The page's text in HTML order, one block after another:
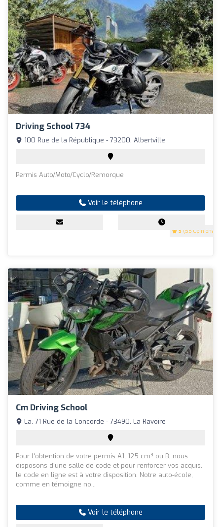
Driving School 734
5 (55 Opinions)
100 Rue de la République - 73200, Albertville
Permis Auto/Moto/Cyclo/Remorque
Voir le téléphone
Cm Driving School
La, 71 Rue de la Concorde - 73490, La Ravoire
Pour l'obtention de votre permis A1, 125 cm³ ou B, nous
disposons d'une salle de code et pour renforcer vos acquis,
le code en ligne est à votre disposition. Notre auto-école,
comme en témoigne no...
Voir le téléphone